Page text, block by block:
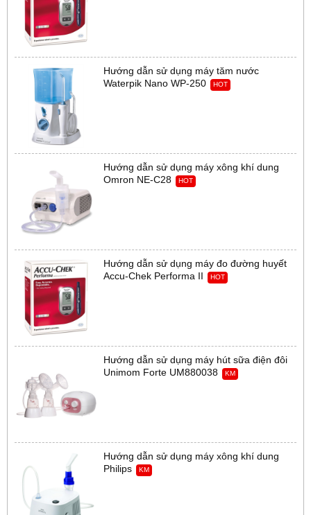
Hướng dẫn sử dụng máy tăm nước
Waterpik Nano WP-250
HOT
Hướng dẫn sử dụng máy xông khí dung
Omron NE-C28
HOT
Hướng dẫn sử dụng máy đo đường huyết
Accu-Chek Performa II
HOT
Hướng dẫn sử dụng máy hút sữa điện đôi
Unimom Forte UM880038
KM
Hướng dẫn sử dụng máy xông khí dung
Philips
KM